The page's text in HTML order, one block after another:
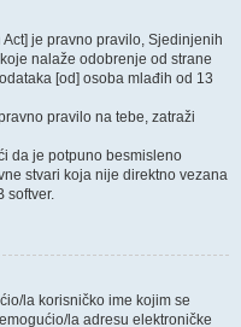
je pravno pravilo, Sjedinjenih
nalaže odobrenje od strane
[od] osoba mlađih od 13
pravilo na tebe, zatraži
da je potpuno besmisleno
stvari koja nije direktno vezana
softver.
la korisničko ime kojim se
la adresu elektroničke